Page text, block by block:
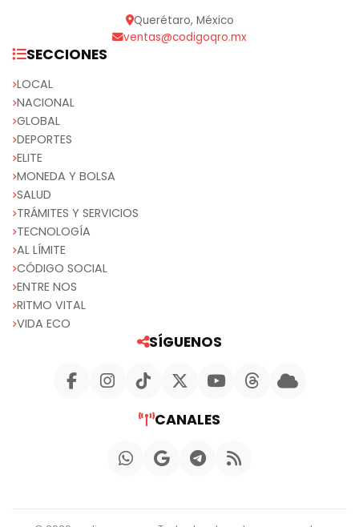
Querétaro, México
ventas@codigoqro.mx
SECCIONES
LOCAL
NACIONAL
GLOBAL
DEPORTES
ELITE
MONEDA Y BOLSA
SALUD
TRÁMITES Y SERVICIOS
TECNOLOGÍA
AL LÍMITE
CÓDIGO SOCIAL
ENTRE NOS
RITMO VITAL
VIDA ECO
SÍGUENOS
CANALES